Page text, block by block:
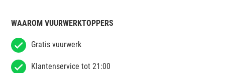
WAAROM VUURWERKTOPPERS
Gratis vuurwerk
Klantenservice tot 21:00